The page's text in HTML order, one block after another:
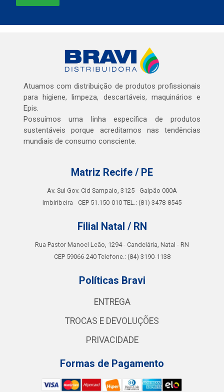
Atuamos com distribuição de produtos profissionais
para higiene, limpeza, descartáveis, maquinários e
Epis.
Possuímos uma linha específica de produtos
sustentáveis porque acreditamos nas tendências
mundiais de consumo consciente.
Matriz Recife / PE
Av. Sul Gov. Cid Sampaio, 3125 - Galpão 000A
Imbiribeira - CEP 51.150-010 TEL.: (81) 3478-8545
Filial Natal / RN
Rua Pastor Manoel Leão, 1294 - Candelária, Natal - RN
CEP 59066-240 Telefone.: (84) 3190-1138
Políticas Bravi
ENTREGA
TROCAS E DEVOLUÇÕES
PRIVACIDADE
Formas de Pagamento